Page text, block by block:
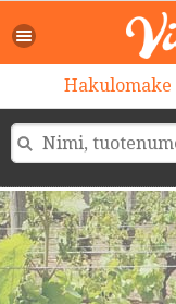
Hakulomake